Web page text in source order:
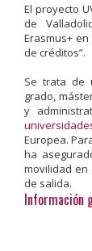
El proyecto
de
Erasmus+
de créditos”.
Se trata de
grado,
y
Europea.
ha
movilidad
de salida.
Información